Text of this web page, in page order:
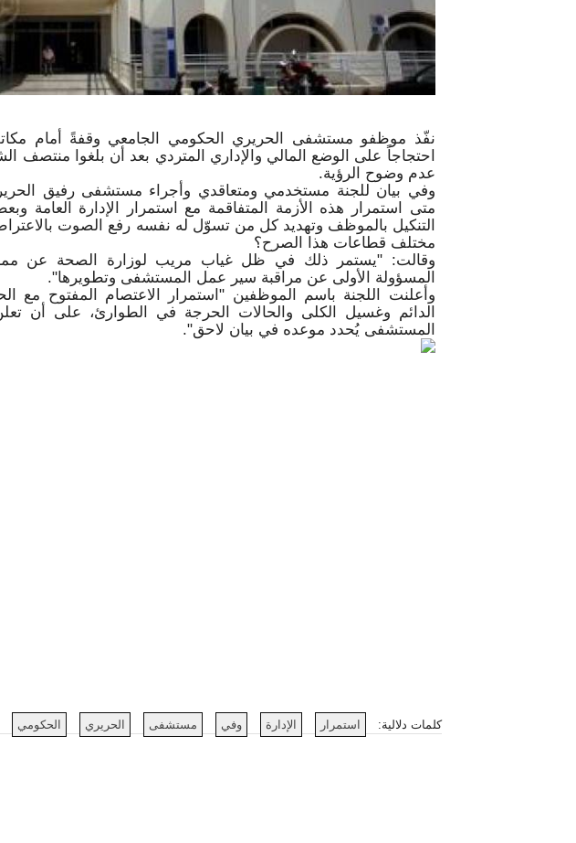
نفّذ موظفو مستشفى الحريري الحكومي الجامعي وقفةً أمام مكاتب
احتجاجاً على الوضع المالي والإداري المتردي بعد أن بلغوا
عدم وضوح الرؤية.
وفي بيان للجنة مستخدمي ومتعاقدي وأجراء مستشفى رفيق
متى استمرار هذه الأزمة المتفاقمة مع استمرار الإدارة العامة
التنكيل بالموظف وتهديد كل من تسوّل له نفسه رفع الصوت
مختلف قطاعات هذا الصرح؟
وقالت: "يستمر ذلك في ظل غياب مريب لوزارة الصحة عن
المسؤولة الأولى عن مراقبة سير عمل المستشفى وتطويرها".
وأعلنت اللجنة باسم الموظفين "استمرار الاعتصام المفتوح مع
الدائم وغسيل الكلى والحالات الحرجة في الطوارئ، على أن
المستشفى يُحدد موعده في بيان لاحق".
كلمات دلالية: استمرار الإدارة وفي مستشفى الحريري الحكومي